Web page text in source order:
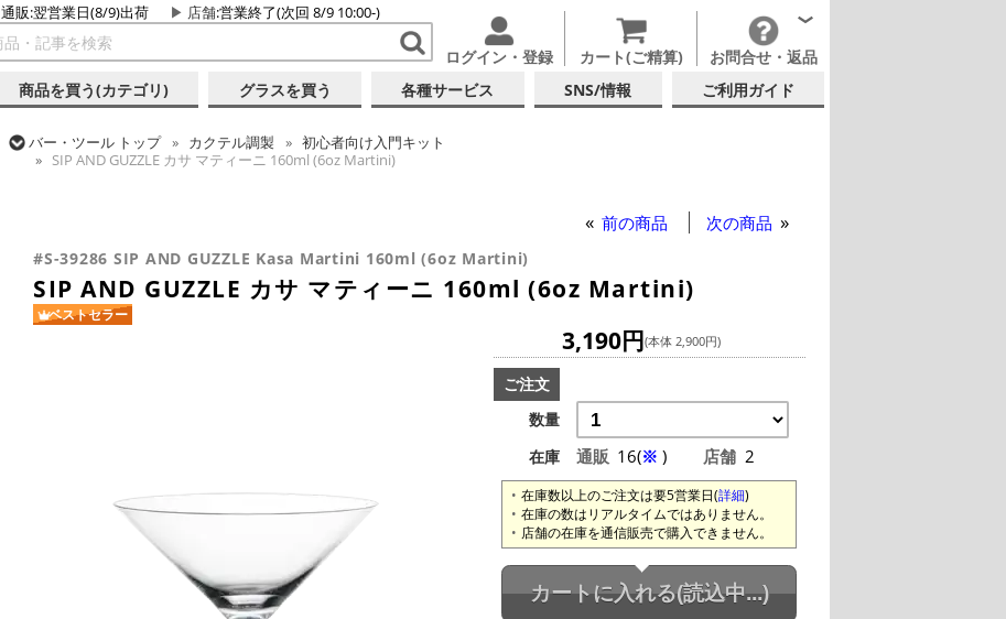
通販:翌営業日(8/9)出荷 店舗:営業終了(次回 8/9 10:00-)
ログイン・登録 カート(ご精算) お問合せ・返品
商品を買う(カテゴリ) グラスを買う 各種サービス SNS/情報 ご利用ガイド
バー・ツール トップ カクテル調製
初心者向け入門キット
SIP AND GUZZLE カサ マティーニ 160ml (6oz Martini)
前の商品 次の商品
#S-39286 SIP AND GUZZLE Kasa Martini 160ml (6oz Martini)
SIP AND GUZZLE カサ マティーニ 160ml (6oz Martini)
ベストセラー
3,190円(本体 2,900円)
ご注文
数量
在庫
通販 16(※ ) 店舗 2
在庫数以上のご注文は要5営業日(詳細)
在庫の数はリアルタイムではありません。
店舗の在庫を通信販売で購入できません。
カートに入れる(読込中...)